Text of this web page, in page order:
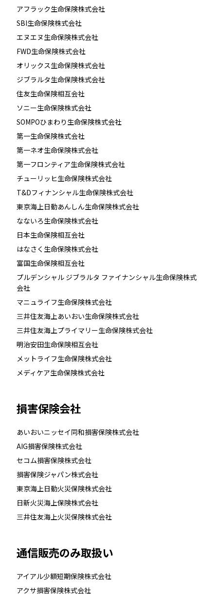
アフラック生命保険株式会社
SBI生命保険株式会社
エヌエヌ生命保険株式会社
FWD生命保険株式会社
オリックス生命保険株式会社
ジブラルタ生命保険株式会社
住友生命保険相互会社
ソニー生命保険株式会社
SOMPOひまわり生命保険株式会社
第一生命保険株式会社
第一ネオ生命保険株式会社
第一フロンティア生命保険株式会社
チューリッヒ生命保険株式会社
T&Dフィナンシャル生命保険株式会社
東京海上日動あんしん生命保険株式会社
なないろ生命保険株式会社
日本生命保険相互会社
はなさく生命保険株式会社
富国生命保険相互会社
プルデンシャル ジブラルタ ファイナンシャル生命保険株式
会社
マニュライフ生命保険株式会社
三井住友海上あいおい生命保険株式会社
三井住友海上プライマリー生命保険株式会社
明治安田生命保険相互会社
メットライフ生命保険株式会社
メディケア生命保険株式会社
損害保険会社
あいおいニッセイ同和損害保険株式会社
AIG損害保険株式会社
セコム損害保険株式会社
損害保険ジャパン株式会社
東京海上日動火災保険株式会社
日新火災海上保険株式会社
三井住友海上火災保険株式会社
通信販売のみ取扱い
アイアル少額短期保険株式会社
アクサ損害保険株式会社